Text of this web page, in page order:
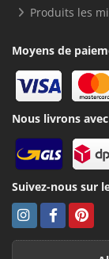
Produits les
Moyens de
Nous livrons avec
Suivez-nous sur